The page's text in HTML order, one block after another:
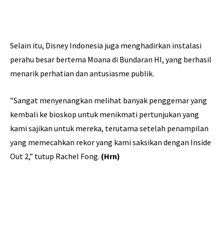
Selain itu, Disney Indonesia juga menghadirkan instalasi
perahu besar bertema Moana di Bundaran HI, yang berhasil
menarik perhatian dan antusiasme publik.
”Sangat menyenangkan melihat banyak penggemar yang
kembali ke bioskop untuk menikmati pertunjukan yang
kami sajikan untuk mereka, terutama setelah penampilan
yang memecahkan rekor yang kami saksikan dengan Inside
Out 2,” tutup Rachel Fong. (Hrn)